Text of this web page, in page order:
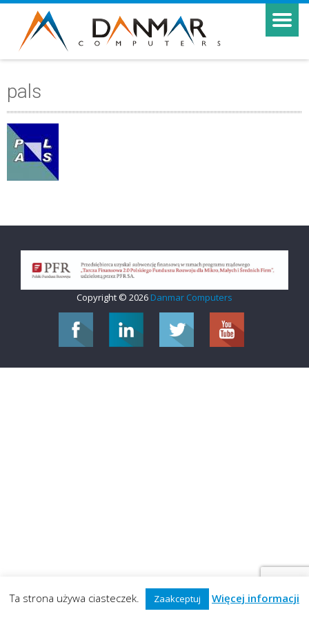
pals
Copyright © 2026 Danmar Computers
Ta strona używa ciasteczek. Zaakceptuj Więcej informacji